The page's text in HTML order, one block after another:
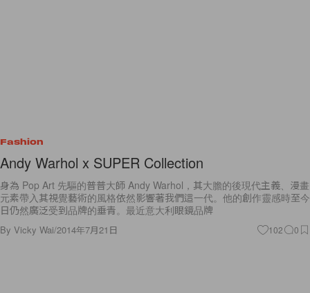
Fashion
Andy Warhol x SUPER Collection
身為 Pop Art 先驅的普普大師 Andy Warhol，其大膽的後現代主義、漫畫
元素帶入其視覺藝術的風格依然影響著我們這一代。他的創作靈感時至今
日仍然廣泛受到品牌的垂青。最近意大利眼鏡品牌
By Vicky Wai/2014年7月21日 102 0